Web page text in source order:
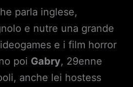
parla inglese,
e nutre una grande
e i film horror
poi Gabry, 29enne
anche lei hostess